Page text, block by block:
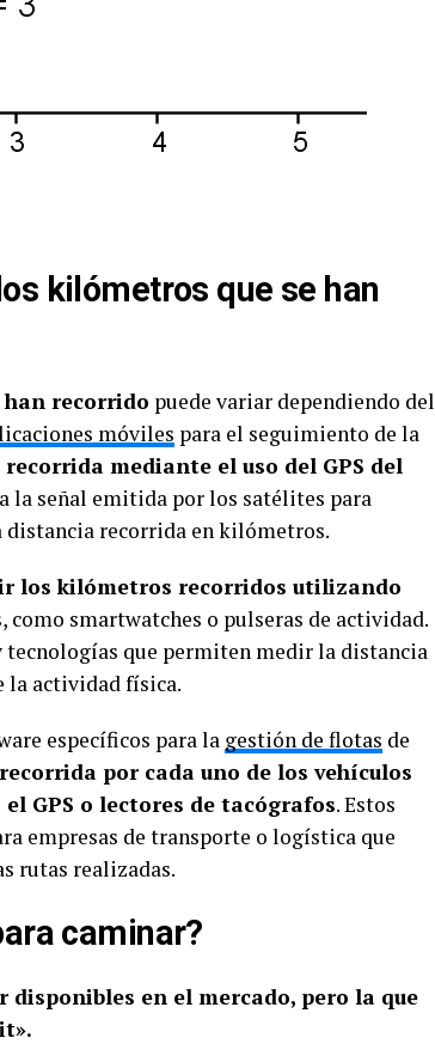
kilómetros que se han
recorrido puede variar dependiendo del
móviles para el seguimiento de la
mediante el uso del GPS del
la señal emitida por los satélites para
recorrida en kilómetros.
los kilómetros recorridos utilizando
, como smartwatches o pulseras de actividad.
tecnologías que permiten medir la distancia
la actividad física.
específicos para la gestión de flotas de
por cada uno de los vehículos
GPS o lectores de tacógrafos. Estos
empresas de transporte o logística que
rutas realizadas.
caminar?
en el mercado, pero la que